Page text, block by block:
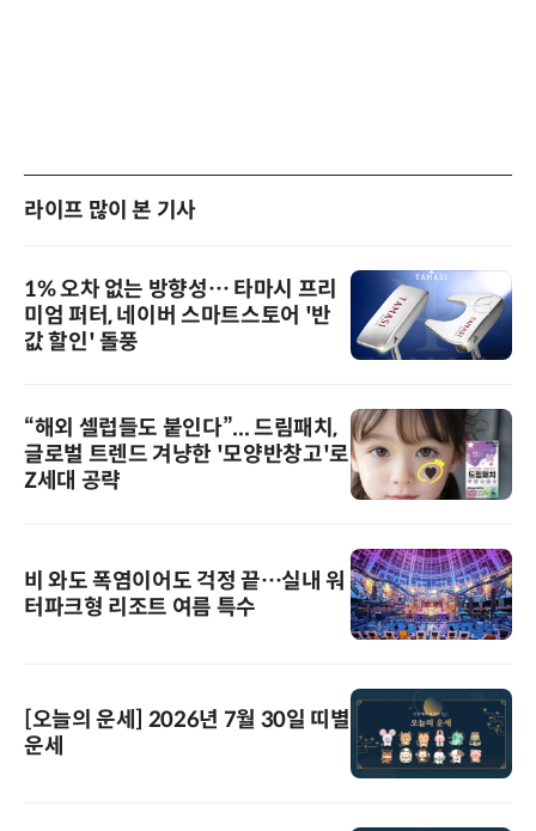
라이프 많이 본 기사
1% 오차 없는 방향성… 타마시 프리
미엄 퍼터, 네이버 스마트스토어 '반
값 할인' 돌풍
“해외 셀럽들도 붙인다”... 드림패치,
글로벌 트렌드 겨냥한 '모양반창고'로
Z세대 공략
비 와도 폭염이어도 걱정 끝…실내 워
터파크형 리조트 여름 특수
[오늘의 운세] 2026년 7월 30일 띠별
운세